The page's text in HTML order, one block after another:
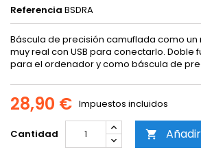
Referencia BSDRA
Báscula de precisión camuflada como
muy real con USB para conectarlo. Doble
para el ordenador y como báscula de
28,90 € Impuestos incluidos
Cantidad 